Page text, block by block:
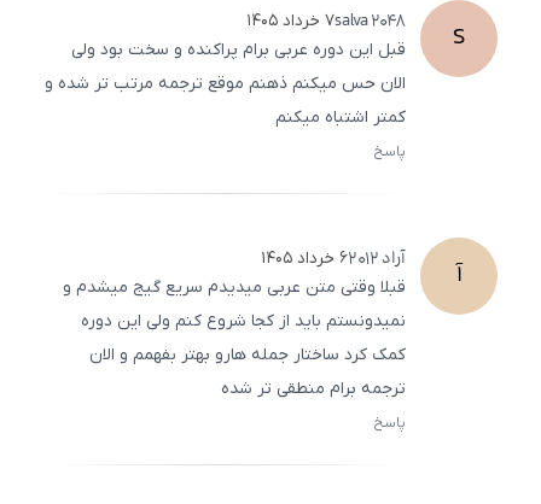
S
salva2048
۷ خرداد ۱۴۰۵
قبل این دوره عربی برام پراکنده و سخت بود ولی
الان حس میکنم ذهنم موقع ترجمه مرتب تر شده و
کمتر اشتباه میکنم
پاسخ
آ آراد2012۶ خرداد ۱۴۰۵
قبلا وقتی متن عربی میدیدم سریع گیج میشدم و
نمیدونستم باید از کجا شروع کنم ولی این دوره
کمک کرد ساختار جمله هارو بهتر بفهمم و الان
ترجمه برام منطقی تر شده
پاسخ